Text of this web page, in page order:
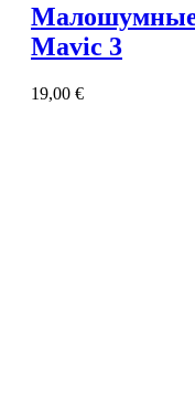
Малошумные
Mavic 3
19,00 €